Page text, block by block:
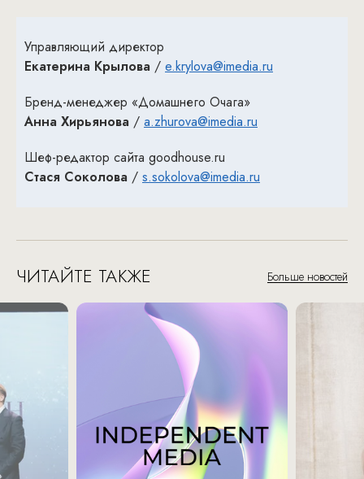
Управляющий директор
Екатерина Крылова / e.krylova@imedia.ru
Бренд-менеджер «Домашнего Очага»
Анна Хирьянова / a.zhurova@imedia.ru
Шеф-редактор сайта goodhouse.ru
Стася Соколова / s.sokolova@imedia.ru
ЧИТАЙТЕ ТАКЖЕ Больше новостей